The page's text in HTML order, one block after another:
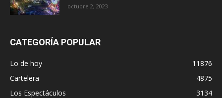
octubre 2, 2023
CATEGORÍA POPULAR
Lo de hoy
11876
Cartelera
4875
Los Espectáculos
3134